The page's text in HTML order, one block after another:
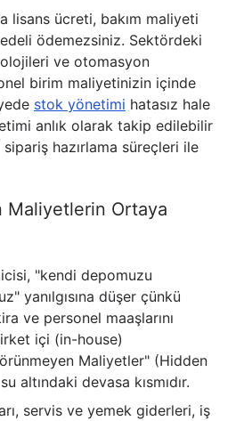
lisans ücreti, bakım maliyeti
ödemezsiniz. Sektördeki
ve otomasyon
birim maliyetinizin içinde
stok yönetimi hatasız hale
anlık olarak takip edilebilir
hazırlama süreçleri ile
Maliyetlerin Ortaya
"kendi depomuzu
yanılgısına düşer çünkü
ve personel maaşlarını
içi (in-house)
Maliyetler" (Hidden
altındaki devasa kısmıdır.
servis ve yemek giderleri, iş